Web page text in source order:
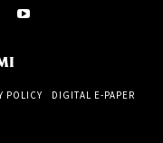
POLICY DIGITAL E-PAPER